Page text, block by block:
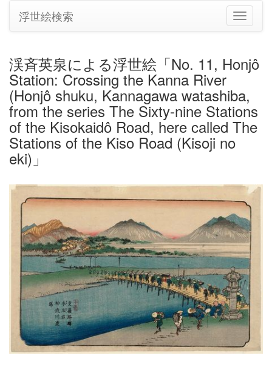
ナ
ビ
シ
の
切
り
浮世絵検索
渓斉英泉による浮世絵「No. 11, Honjô
Station: Crossing the Kanna River
(Honjô shuku, Kannagawa watashiba,
from the series The Sixty-nine Stations
of the Kisokaidô Road, here called The
Stations of the Kiso Road (Kisoji no
eki)」